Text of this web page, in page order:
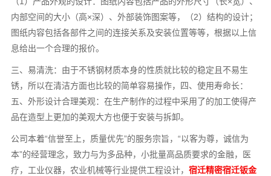
内部空间的大小（高×深）、外部装饰图案等，（2）结构的设计；
图纸内容包括各部件之间的连接关系及安装位置等等，根据以上信
息给出一个合理的报价。
三、易清洗：由于不锈钢材质本身的性质就比较的稳定且不易生
锈，所以在清洁方面也比较的简单容易操作，四、使用寿命长：
五、外形设计合理美观：在生产制作的过程中采用了的加工使得产
品在造型上更加的美观大方也便于安装与拆卸。
公司本着“信誉至上，质量优先”的服务宗旨，“以客为尊，诚信为
本”的经营理念，致力与为多品种，小批量高品质要求的金融，医
疗，工业仪器，农业机械等行业提供工程设计，宿迁精密宿迁钣金